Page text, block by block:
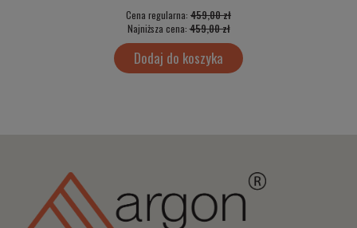
Cena regularna: 459,00 zł
Najniższa cena:459,00 zł
Dodaj do koszyka